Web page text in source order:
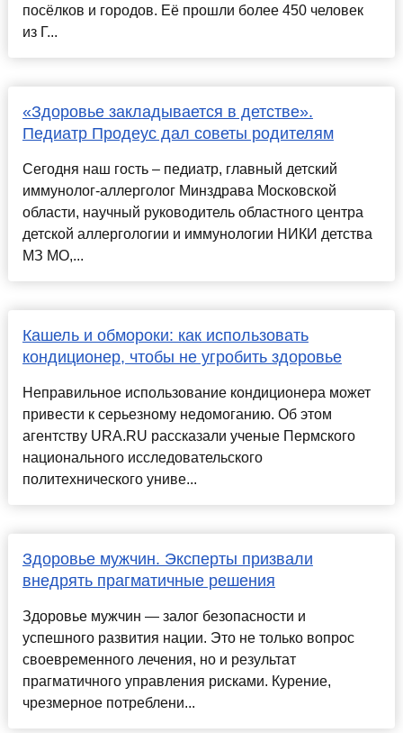
посёлков и городов. Её прошли более 450 человек
из Г...
«Здоровье закладывается в детстве».
Педиатр Продеус дал советы родителям
Сегодня наш гость – педиатр, главный детский
иммунолог-аллерголог Минздрава Московской
области, научный руководитель областного центра
детской аллергологии и иммунологии НИКИ детства
МЗ МО,...
Кашель и обмороки: как использовать
кондиционер, чтобы не угробить здоровье
Неправильное использование кондиционера может
привести к серьезному недомоганию. Об этом
агентству URA.RU рассказали ученые Пермского
национального исследовательского
политехнического униве...
Здоровье мужчин. Эксперты призвали
внедрять прагматичные решения
Здоровье мужчин — залог безопасности и
успешного развития нации. Это не только вопрос
своевременного лечения, но и результат
прагматичного управления рисками. Курение,
чрезмерное потреблени...